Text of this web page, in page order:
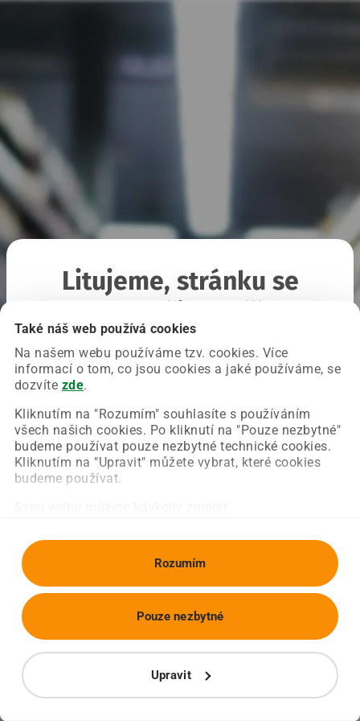
Také náš web používá cookies
Na našem webu používáme tzv. cookies. Více
informací o tom, co jsou cookies a jaké používáme, se
dozvíte zde.
Kliknutím na "Rozumím" souhlasíte s používáním
všech našich cookies. Po kliknutí na "Pouze nezbytné"
budeme používat pouze nezbytné technické cookies.
Kliknutím na "Upravit" můžete vybrat, které cookies
budeme používat.
Rozumím
Upravit
Pouze nezbytné
Litujeme, stránku se
Chyba nastala na naší straně a už ji opravujeme.
Zkuste prosím znovu načíst požadovanou stránku.
Obnovit stránku Úvodní strana